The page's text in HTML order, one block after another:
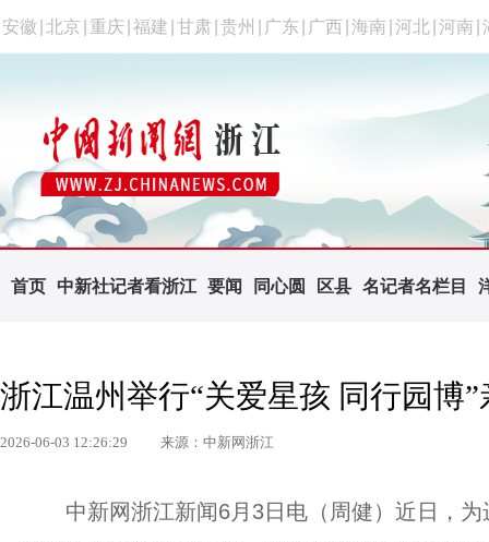
安徽 北京 重庆 福建 甘肃 贵州 广东 广西 海南 河北 河南
首页 中新社记者看浙江 要闻 同心圆 区县 名记者名栏目
浙江温州举行“关爱星孩 同行园博
2026-06-03 12:26:29 来源：中新网浙江
中新网浙江新闻6月3日电（周健）近日，为